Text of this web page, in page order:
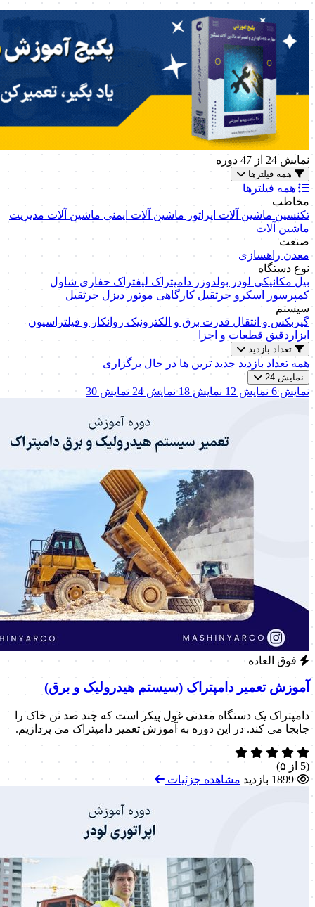
نمایش 24 از 47 دوره
همه فیلترها
همه فیلترها
مخاطب
تکنسین ماشین آلات اپراتور ماشین آلات ایمنی ماشین آلات مدیریت
ماشین آلات
صنعت
معدن راهسازی
نوع دستگاه
بیل مکانیکی لودر بولدوزر دامپتراک لیفتراک حفاری شاول
کمپرسور اسکرو جرثقیل کارگاهی موتور دیزل جرثقیل
سیستم
گیربکس و انتقال قدرت برق و الکترونیک روانکار و فیلتراسیون
ابزاردقیق قطعات و اجزا
تعداد بازدید
همه تعداد بازدید جدید ترین ها در حال برگزاری
نمایش 24
نمایش 6 نمایش 12 نمایش 18 نمایش 24 نمایش 30
فوق العاده
آموزش تعمیر دامپتراک (سیستم هیدرولیک و برق)
دامپتراک یک دستگاه معدنی غول پیکر است که چند صد تن خاک را
جابجا می کند. در این دوره به آموزش تعمیر دامپتراک می پردازیم.
(5 از ۵)
1899 بازدید
مشاهده جزئیات